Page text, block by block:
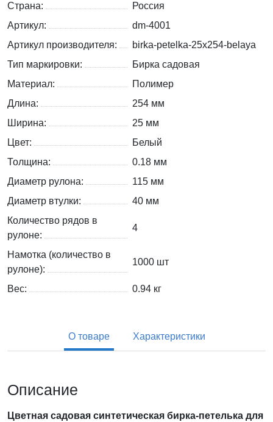
Страна:
Россия
Артикул:
dm-4001
Артикул производителя:
birka-petelka-25x254-belaya
Тип маркировки:
Бирка садовая
Материал:
Полимер
Длина:
254 мм
Ширина:
25 мм
Цвет:
Белый
Толщина:
0.18 мм
Диаметр рулона:
115 мм
Диаметр втулки:
40 мм
Количество рядов в
рулоне:
4
Намотка (количество в
рулоне):
1000 шт
Вес: 0.94 кг
О товаре Характеристики
Описание
Цветная садовая синтетическая бирка-петелька для